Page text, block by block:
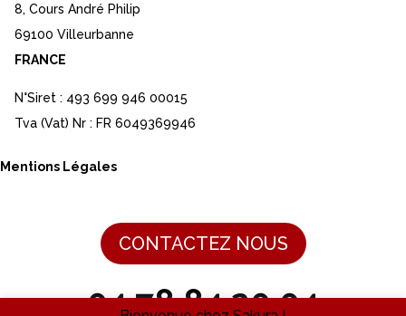
8, Cours André Philip
69100 Villeurbanne
FRANCE
N°Siret : 493 699 946 00015
Tva (Vat) Nr : FR 6049369946
Mentions Légales
CONTACTEZ NOUS
04 78 84 20 04